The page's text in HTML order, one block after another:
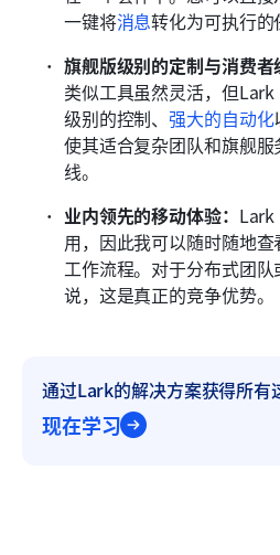
一键将消息转化为可执行的
旗舰版级别的定制与消费者
类似工具虽然灵活，但
级别的控制、强大的自动化
使其适合复杂团队和旗舰
线。
业内领先的移动体验： Lark
用，因此我可以随时随地
工作流程。对于分布式团
说，这是真正的竞争优势。
通过Lark的解决方案获得所有
现在学习